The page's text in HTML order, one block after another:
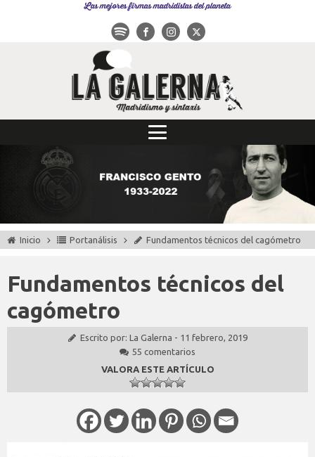
Las mejores firmas madridistas del planeta
Inicio Portanálisis Fundamentos técnicos del cagómetro
Fundamentos técnicos del
cagómetro
Escrito por: La Galerna - 11 febrero, 2019
55 comentarios
VALORA ESTE ARTÍCULO